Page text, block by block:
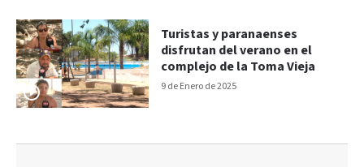
9 de Enero de 2025
Turistas y paranaenses
disfrutan del verano en el
complejo de la Toma Vieja